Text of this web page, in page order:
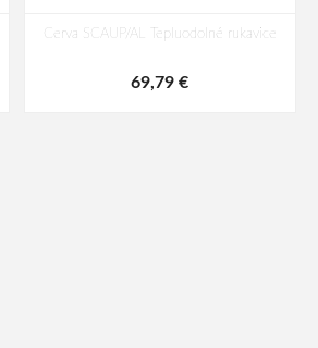
Cerva SCAUP/AL Tepluodolné rukavice
69,79 €